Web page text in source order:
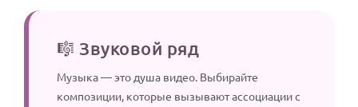
🎼 Звуковой ряд
Музыка — это душа видео. Выбирайте
композиции, которые вызывают ассоциации с